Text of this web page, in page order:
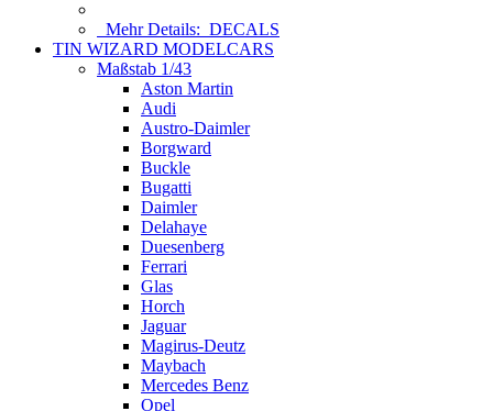
Mehr Details: DECALS
TIN WIZARD MODELCARS
Maßstab 1/43
Aston Martin
Audi
Austro-Daimler
Borgward
Buckle
Bugatti
Daimler
Delahaye
Duesenberg
Ferrari
Glas
Horch
Jaguar
Magirus-Deutz
Maybach
Mercedes Benz
Opel